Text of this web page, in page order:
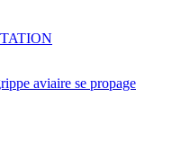
aviaire se propage